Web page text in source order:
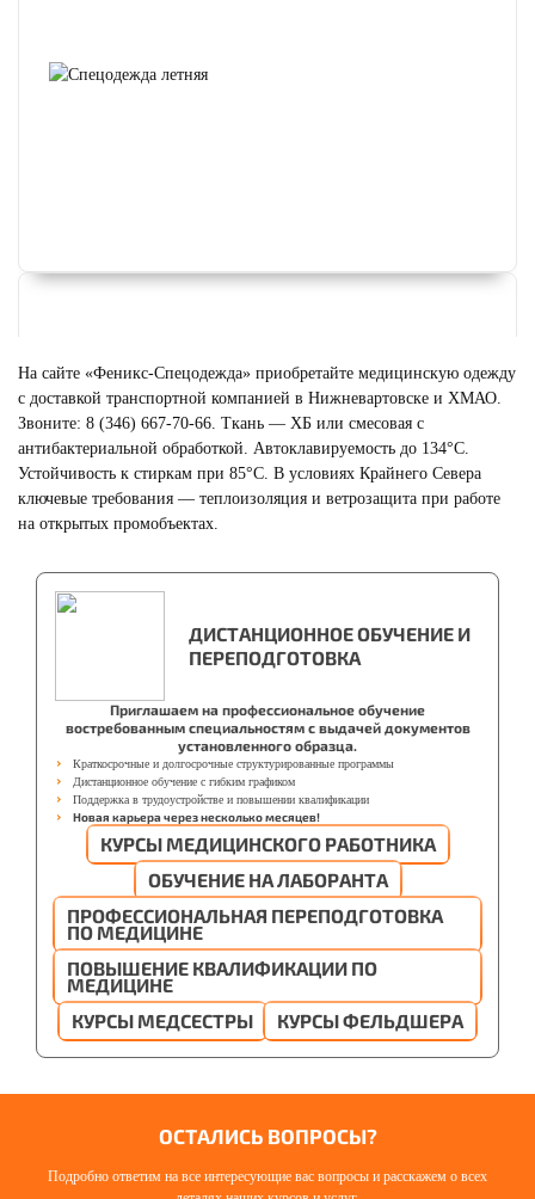
Смотреть
На сайте «Феникс-Спецодежда» приобретайте медицинскую одежду
с доставкой транспортной компанией в Нижневартовске и ХМАО.
Звоните: 8 (346) 667-70-66. Ткань — ХБ или смесовая с
антибактериальной обработкой. Автоклавируемость до 134°C.
Устойчивость к стиркам при 85°C. В условиях Крайнего Севера
ключевые требования — теплоизоляция и ветрозащита при работе
на открытых промобъектах.
ДИСТАНЦИОННОЕ ОБУЧЕНИЕ И
ПЕРЕПОДГОТОВКА
Приглашаем на профессиональное обучение
востребованным специальностям с выдачей документов
установленного образца.
Краткосрочные и долгосрочные структурированные программы
Дистанционное обучение с гибким графиком
Поддержка в трудоустройстве и повышении квалификации
Новая карьера через несколько месяцев!
КУРСЫ МЕДИЦИНСКОГО РАБОТНИКА
ОБУЧЕНИЕ НА ЛАБОРАНТА
ПРОФЕССИОНАЛЬНАЯ ПЕРЕПОДГОТОВКА
ПО МЕДИЦИНЕ
ПОВЫШЕНИЕ КВАЛИФИКАЦИИ ПО
МЕДИЦИНЕ
КУРСЫ МЕДСЕСТРЫ
КУРСЫ ФЕЛЬДШЕРА
ОСТАЛИСЬ ВОПРОСЫ?
Подробно ответим на все интересующие вас вопросы и расскажем о всех